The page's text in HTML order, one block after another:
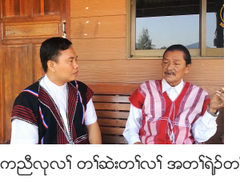
ကညီလုလႈ တႈဆဲးတႈလႈ အတႈရဲဥတႈ